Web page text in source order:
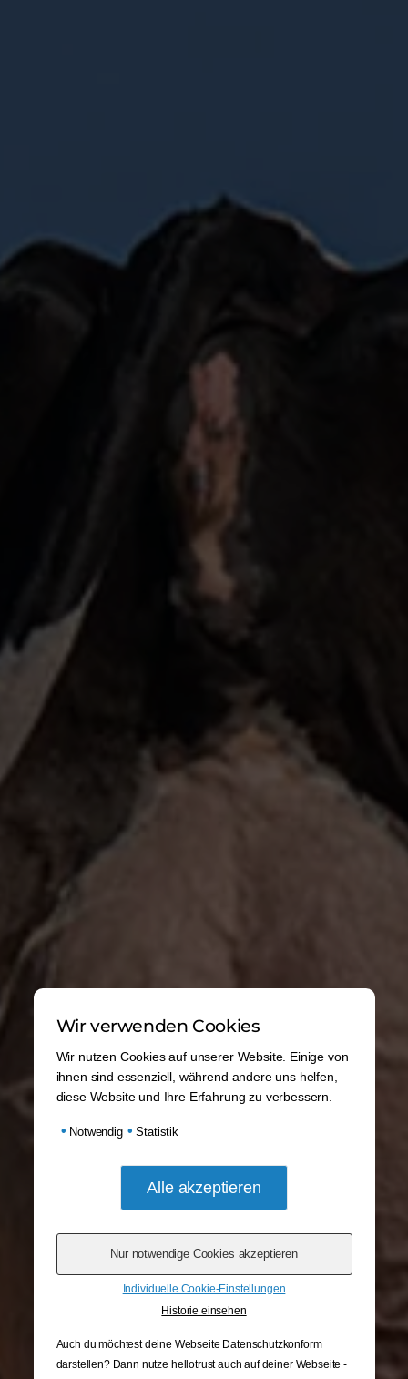
Wir verwenden Cookies
Wir nutzen Cookies auf unserer Website. Einige von
ihnen sind essenziell, während andere uns helfen,
diese Website und Ihre Erfahrung zu verbessern.
• Notwendig • Statistik
Individuelle Cookie-Einstellungen
Historie einsehen
Auch du möchtest deine Webseite Datenschutzkonform
darstellen? Dann nutze hellotrust auch auf deiner Webseite -